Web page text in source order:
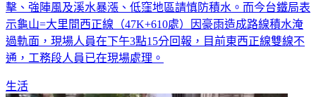
擊、強陣風及溪水暴漲、低窪地區請慎防積水。而今台鐵局表
示龜山=大里間西正線（47K+610處）因豪雨造成路線積水淹
過軌面，現場人員在下午3點15分回報，目前東西正線雙線不
通，工務段人員已在現場處理。
生活